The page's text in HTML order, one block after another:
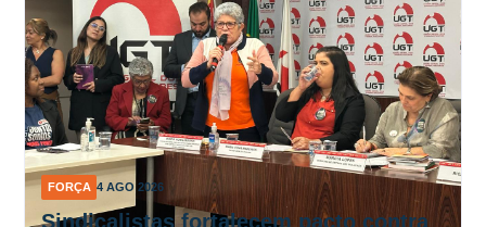
FORÇA 4 AGO 2026
Sindicalistas fortalecem pacto contra